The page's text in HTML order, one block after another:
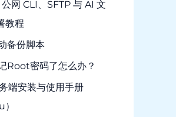
网 CLI、SFTP 与 AI 文
教程
备份脚本
Root密码了怎么办？
端安装与使用手册